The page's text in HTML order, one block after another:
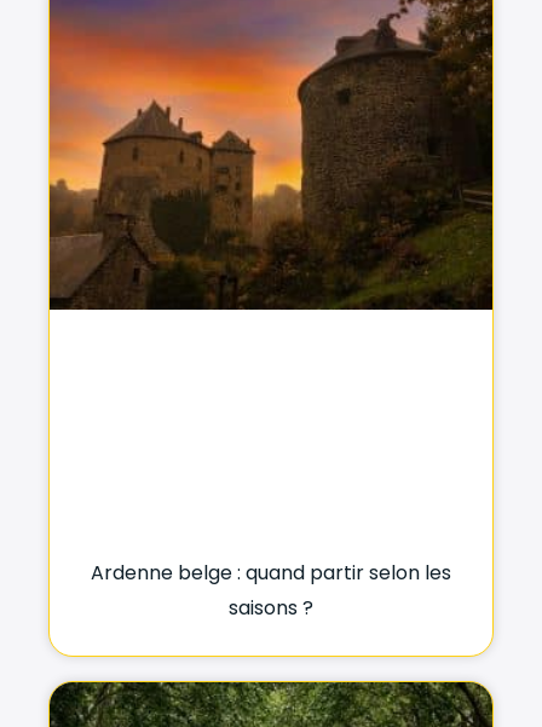
Ardenne belge : quand partir selon les
saisons ?